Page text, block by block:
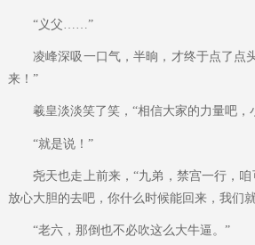
“义父……”
凌峰深吸一口气，半晌，才终于点了点
来！”
羲皇淡淡笑了笑，“相信大家的力量吧，
“就是说！”
尧天也走上前来，“九弟，禁宫一行，
放心大胆的去吧，你什么时候能回来，我们
“老六，那倒也不必吹这么大牛逼。”